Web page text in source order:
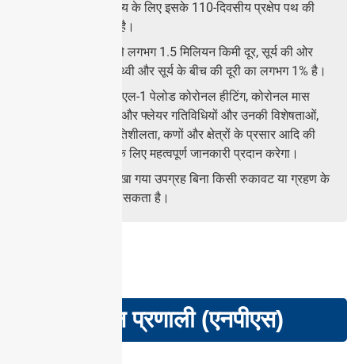
से गुजरता है, जो गंतव्य के लिए इसके 110-दिवसीय प्रक्षेप पथ की
शुरुआत का प्रतीक है।
आदित्य-एल1 पृथ्वी से लगभग 1.5 मिलियन किमी दूर, सूर्य की ओर
निर्देशित रहेगा; यह पृथ्वी और सूर्य के बीच की दूरी का लगभग 1% है।
उम्मीद है कि आदित्य एल-1 पेलोड कोरोनल हीटिंग, कोरोनल मास
इजेक्शन, प्री-फ्लेयर और फ्लेयर गतिविधियों और उनकी विशेषताओं,
अंतरिक्ष मौसम की गतिशीलता, कणों और क्षेत्रों के प्रसार आदि की
समस्या को समझने के लिए महत्वपूर्ण जानकारी प्रदान करेगा।
प्रभामंडल कक्षा में रखा गया उपग्रह बिना किसी रुकावट या ग्रहण के
लगातार सूर्य को देख सकता है।
राष्ट्रीय पेंशन प्रणाली (एनपीएस)